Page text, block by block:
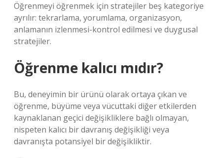
Öğrenmeyi öğrenmek için stratejiler beş kategoriye
ayrılır: tekrarlama, yorumlama, organizasyon,
anlamanın izlenmesi-kontrol edilmesi ve duygusal
stratejiler.
Öğrenme kalıcı mıdır?
Bu, deneyimin bir ürünü olarak ortaya çıkan ve
öğrenme, büyüme veya vücuttaki diğer etkilerden
kaynaklanan geçici değişikliklere bağlı olmayan,
nispeten kalıcı bir davranış değişikliği veya
davranışta potansiyel bir değişikliktir.